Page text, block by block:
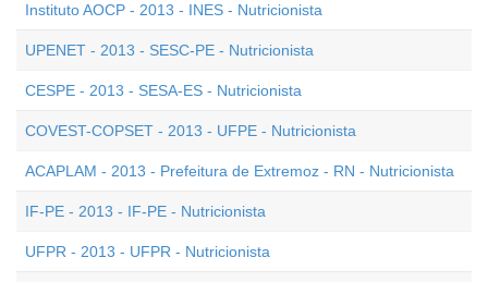
Instituto AOCP - 2013 - INES - Nutricionista
UPENET - 2013 - SESC-PE - Nutricionista
CESPE - 2013 - SESA-ES - Nutricionista
COVEST-COPSET - 2013 - UFPE - Nutricionista
ACAPLAM - 2013 - Prefeitura de Extremoz - RN - Nutricionista
IF-PE - 2013 - IF-PE - Nutricionista
UFPR - 2013 - UFPR - Nutricionista